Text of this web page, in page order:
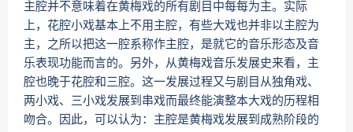
主腔并不意味着在黄梅戏的所有剧目中每每为主。实际
上，花腔小戏基本上不用主腔，有些大戏也并非以主腔为
主，之所以把这一腔系称作主腔，是就它的音乐形态及音
乐表现功能而言的。另外，从黄梅戏音乐发展史来看，主
腔也晚于花腔和三腔。这一发展过程又与剧目从独角戏、
两小戏、三小戏发展到串戏而最终能演整本大戏的历程相
吻合。因此，可以认为：主腔是黄梅戏发展到成熟阶段的